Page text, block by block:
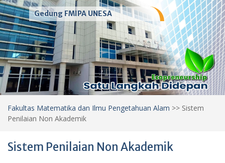
Gedung FMIPA UNESA
Fakultas Matematika dan Ilmu Pengetahuan Alam >> Sistem
Penilaian Non Akademik
Sistem Penilaian Non Akademik